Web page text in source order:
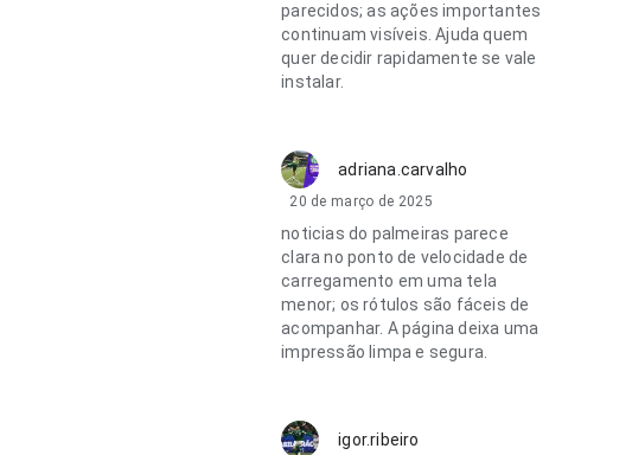
parecidos; as ações importantes
continuam visíveis. Ajuda quem
quer decidir rapidamente se vale
instalar.
adriana.carvalho
20 de março de 2025
noticias do palmeiras parece
clara no ponto de velocidade de
carregamento em uma tela
menor; os rótulos são fáceis de
acompanhar. A página deixa uma
impressão limpa e segura.
igor.ribeiro